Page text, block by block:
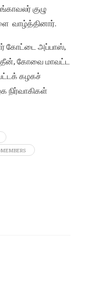
குழு
வாழ்த்தினார்.
கோட்டை அப்பாஸ்,
கோவை மாவட்ட
கழகச்
நிர்வாகிகள்